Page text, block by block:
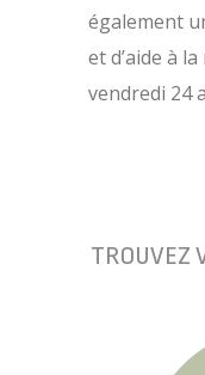
également
et d’aide à
vendredi 24
TROUVEZ